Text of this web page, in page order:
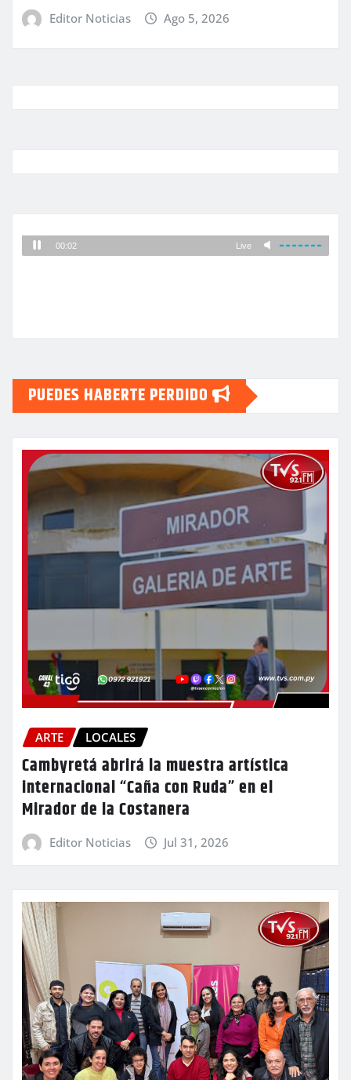
Editor Noticias Ago 5, 2026
PUEDES HABERTE PERDIDO
ARTE LOCALES
Cambyretá abrirá la muestra artística
internacional “Caña con Ruda” en el
Mirador de la Costanera
Editor Noticias Jul 31, 2026